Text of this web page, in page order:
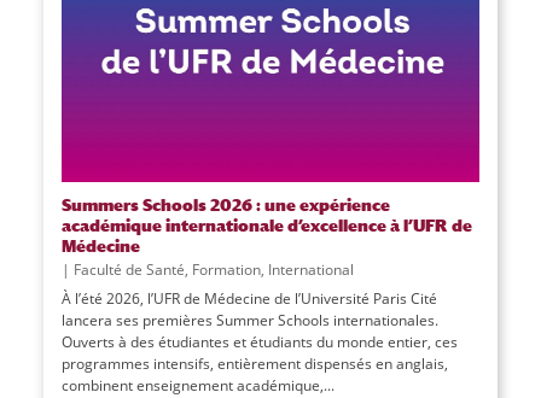
Summers Schools 2026 : une expérience
académique internationale d’excellence à l’UFR de
Médecine
| Faculté de Santé, Formation, International
À l’été 2026, l’UFR de Médecine de l’Université Paris Cité
lancera ses premières Summer Schools internationales.
Ouverts à des étudiantes et étudiants du monde entier, ces
programmes intensifs, entièrement dispensés en anglais,
combinent enseignement académique,...